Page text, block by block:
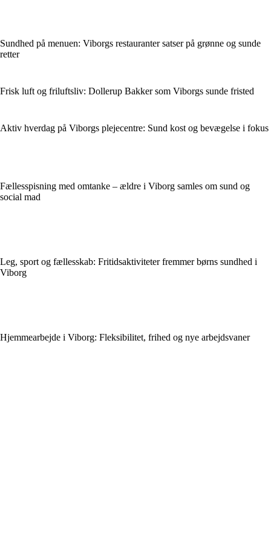
Sundhed på menuen: Viborgs restauranter satser på grønne og sunde
retter
Frisk luft og friluftsliv: Dollerup Bakker som Viborgs sunde fristed
Aktiv hverdag på Viborgs plejecentre: Sund kost og bevægelse i fokus
Fællesspisning med omtanke – ældre i Viborg samles om sund og
social mad
Leg, sport og fællesskab: Fritidsaktiviteter fremmer børns sundhed i
Viborg
Hjemmearbejde i Viborg: Fleksibilitet, frihed og nye arbejdsvaner